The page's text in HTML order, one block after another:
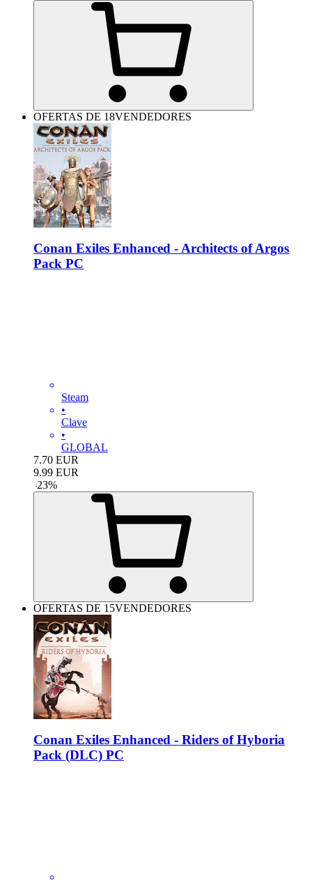
OFERTAS DE 18VENDEDORES
Conan Exiles Enhanced - Architects of Argos
Pack PC
Steam
•
Clave
•
GLOBAL
7.70 EUR
9.99 EUR
-23%
OFERTAS DE 15VENDEDORES
Conan Exiles Enhanced - Riders of Hyboria
Pack (DLC) PC